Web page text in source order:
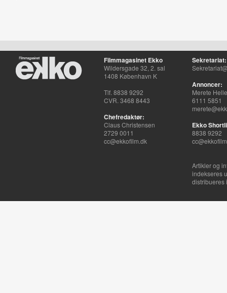
Filmmagasinet Ekko
Wildersgade 32, 2. sal
1408 København K
Tlf. 8838 9292
CVR. 3468 8443
Chefredaktør:
Claus Christensen
2729 0011
cc@ekkofilm.dk
Sekretariat:
Annoncer:
Merete
6111 5851
Ekko
8838 9292
Artikler og
indekseres
distribueres